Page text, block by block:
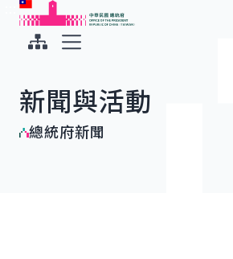
跳到主要內容
中華民國總統府
新聞與活動
總統府新聞